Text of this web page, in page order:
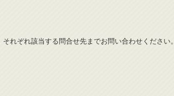
れぞれ該当する問合せ先までお問い合わせください。